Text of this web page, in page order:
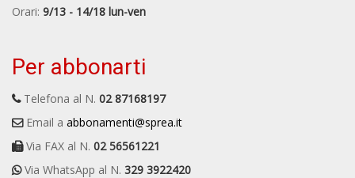
Telefona al N. 02 87168197
Email aabbonamenti@sprea.it
Via FAX al N.02 56561221
Via WhatsApp al N.329 3922420